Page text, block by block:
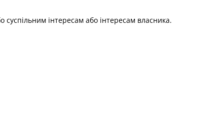
інтересам або інтересам власника.